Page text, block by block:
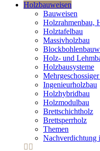
Holzbauweisen
Bauweisen
Holzrahmenbau,
Holztafelbau
Massivholzbau
Holz- und
Holzbausysteme
Ingenieurholzbau
Holzhybridbau
Holzmodulbau
Brettschichtholz
Brettsperrholz
Themen
Nachverdichtung